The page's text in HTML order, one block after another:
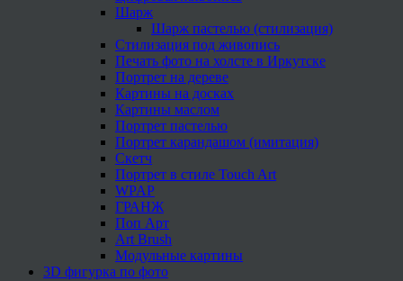
Шарж
Шарж пастелью (стилизация)
Стилизация под живопись
Печать фото на холсте в Иркутске
Портрет на дереве
Картины на досках
Картины маслом
Портрет пастелью
Портрет карандашом (имитация)
Скетч
Портрет в стиле Touch Art
WPAP
ГРАНЖ
Поп Арт
Art Brush
Модульные картины
3D фигурка по фото